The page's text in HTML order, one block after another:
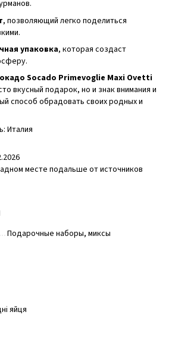
, позволяющий легко поделиться
упаковка, которая создаст
Socado Primevoglie Maxi Ovetti
вкусный подарок, но и знак внимания и
способ обрадовать своих родных и
Италия
месте подальше от источников
Подарочные наборы, миксы
яйця